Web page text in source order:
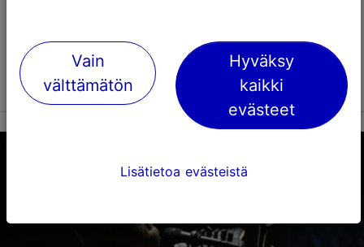
Orchestra esiintyy Tallinnassa, Alexelan
konserttitalossa. Esityksessä kuullaan rockhymnejä
legendaa...
Tallenna suosikkeihin
Alexela-konserttitalo
Lue lisää
Vain
välttämätön
Hyväksy
kaikki
evästeet
Lisätietoa evästeistä